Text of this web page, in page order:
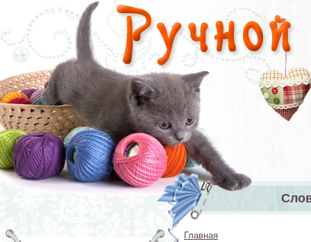
Перейти к основному содержанию
Главное
Главная